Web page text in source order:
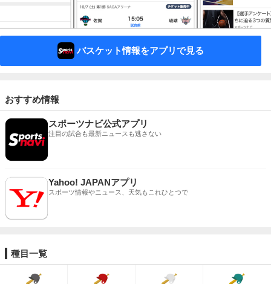
バスケット情報をアプリで見る
おすすめ情報
スポーツナビ公式アプリ
注目の試合も最新ニュースも逃さない
Yahoo! JAPANアプリ
スポーツ情報やニュース、天気もこれひとつで
種目一覧